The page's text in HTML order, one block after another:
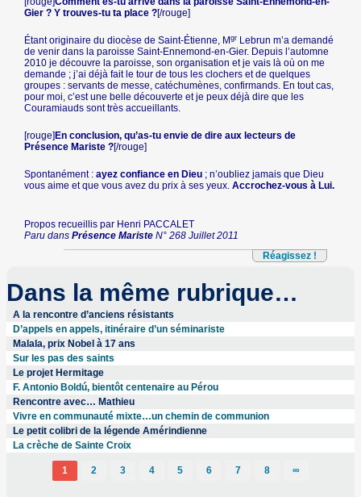
Gier ? Y trouves-tu ta place ?[/rouge]
Étant originaire du diocèse de Saint-Étienne, Mgr Lebrun m’a demandé
de venir dans la paroisse Saint-Ennemond-en-Gier. Depuis l’automne
2010 je découvre la paroisse, son organisation et je vais là où on me
demande ; j’ai déjà fait le tour de tous les clochers et de quelques
groupes : servants de messe, catéchumènes, confirmands. En tout cas,
pour moi, c’est une belle découverte et je peux déjà dire que les
Couramiauds sont très accueillants.
[rouge] En conclusion, qu’as-tu envie de dire aux lecteurs de
Présence Mariste ?[/rouge]
Spontanément :ayez confiance en Dieu ; n’oubliez jamais que Dieu
vous aime et que vous avez du prix à ses yeux.Accrochez-vous à Lui.
Propos recueillis par Henri PACCALET
Paru dansPrésence Mariste N° 268 Juillet 2011
Réagissez !
Dans la même rubrique…
A la rencontre d’anciens résistants
D’appels en appels, itinéraire d’un séminariste
Malala, prix Nobel à 17 ans
Sur les pas des saints
Le projet Hermitage
F. Antonio Boldú, bientôt centenaire au Pérou
Rencontre avec… Mathieu
Vivre en communauté mixte…un chemin de communion
Le petit colibri de la légende Amérindienne
La crèche de Sainte Croix
1 2 3 4 5 6 7 8 ∞